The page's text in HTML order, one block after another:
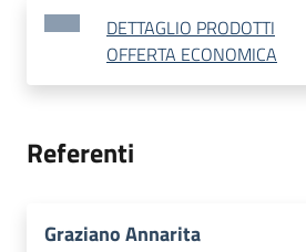
DETTAGLIO PRODOTTI
OFFERTA ECONOMICA
Referenti
Graziano Annarita